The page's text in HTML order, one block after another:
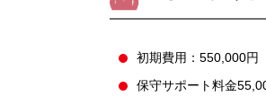
初期費用：550,000円
保守サポート料金